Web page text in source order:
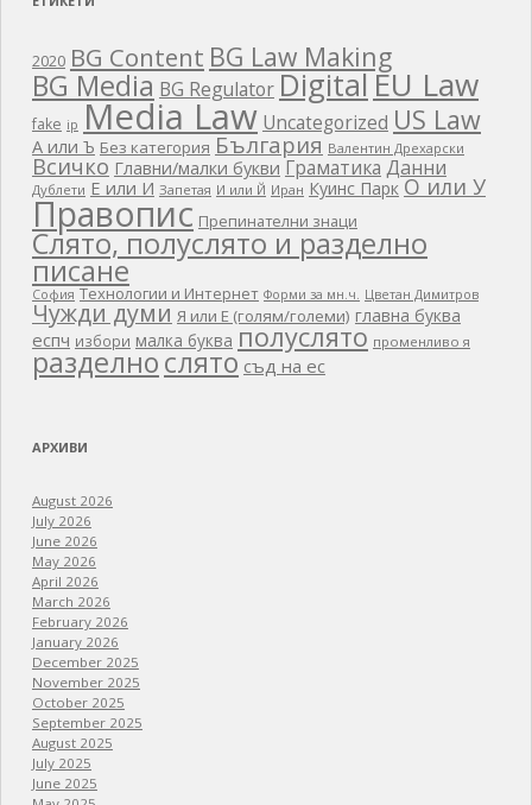
2020 BG Content BG Law Making
BG Media BG RegulatorDigitalEU Law
fake ip Media Law Uncategorized US Law
А или Ъ Без категория България Валентин Дрехарски
Всичко Главни/малки букви Граматика Данни
Дублети Е или И Запетая И или Й Иран Куинс Парк О или У
Правопис Препинателни знаци
Слято, полуслято и разделно
писане
София Технологии и Интернет Форми за мн.ч. Цветан Димитров
Чужди думи Я или Е (голям/големи) главна буква
еспч избори малка буква полуслято променливо я
разделнослято съд на ес
АРХИВИ
August 2026
July 2026
June 2026
May 2026
April 2026
March 2026
February 2026
January 2026
December 2025
November 2025
October 2025
September 2025
August 2025
July 2025
June 2025